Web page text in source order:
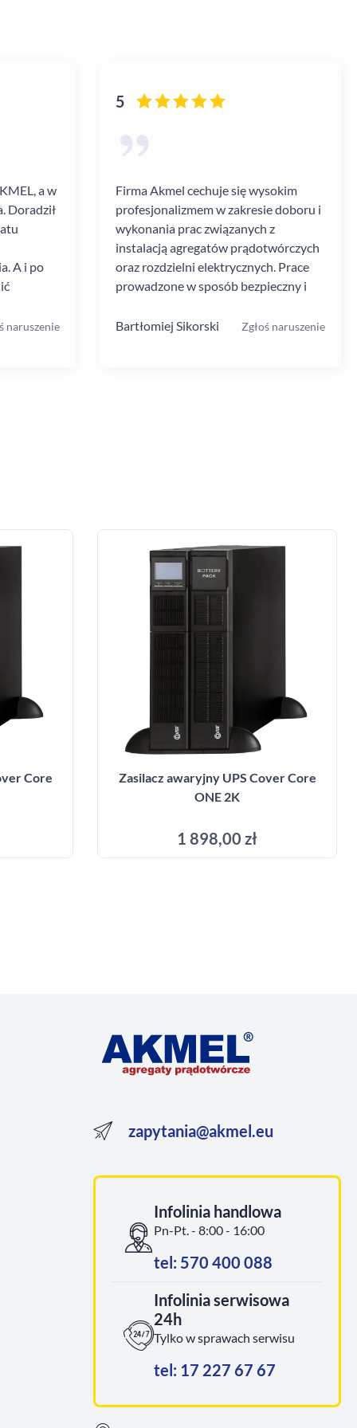
a w
Doradził
A i po
naruszenie
5
Firma Akmel cechuje się wysokim
profesjonalizmem w zakresie doboru i
wykonania prac związanych z
instalacją agregatów prądotwórczych
oraz rozdzielni elektrycznych. Prace
prowadzone w sposób bezpieczny i
Jakość i rodzaj stosowanych
Bartłomiej Sikorski Zgłoś naruszenie
Core
Zasilacz awaryjny UPS Cover Core
ONE 2K
1 898,00 zł
zapytania@akmel.eu
Infolinia handlowa
Pn-Pt. - 8:00 - 16:00
tel: 570 400 088
Infolinia serwisowa
24h
Tylko w sprawach serwisu
tel: 17 227 67 67